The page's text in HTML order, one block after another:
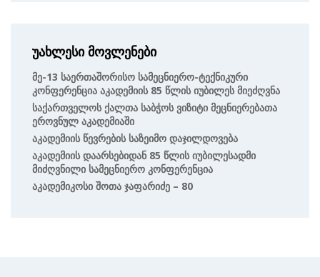
უახლესი მოვლენები
Მე-13 Საერთაშორისო Სამეცნიერო-Ტექნიკური
Კონფერენცია Აკადემიის 85 Წლის Იუბილეს Მიეძღვნა
Საქართველოს Ქალთა Საბჭოს Ვიზიტი Მეცნიერებათა
Ეროვნულ Აკადემიაში
Აკადემიის Წევრების Საზეიმო Დაჯილდოვება
Აკადემიის Დაარსებიდან 85 Წლის Იუბილესადმი
Მიძღვნილი Სამეცნიერო Კონფერენცია
Აკადემიკოსი Შოთა Ჯაფარიძე – 80